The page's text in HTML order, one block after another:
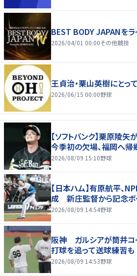
BEST BODY JAPANをラ
2026/04/01 00:00その他競技
王貞治・栗山英樹にとっ
2026/06/15 00:00野球
【ソフトバンク】栗原陵
今季初の欠場、福岡へ帰
2026/08/09 15:10野球
【日本ハム】有原航平、
成 新庄監督から記念ボ
2026/08/09 14:54野球
阪神 ガルシアが筒井
打球を追って送球練習
2026/08/09 14:53野球